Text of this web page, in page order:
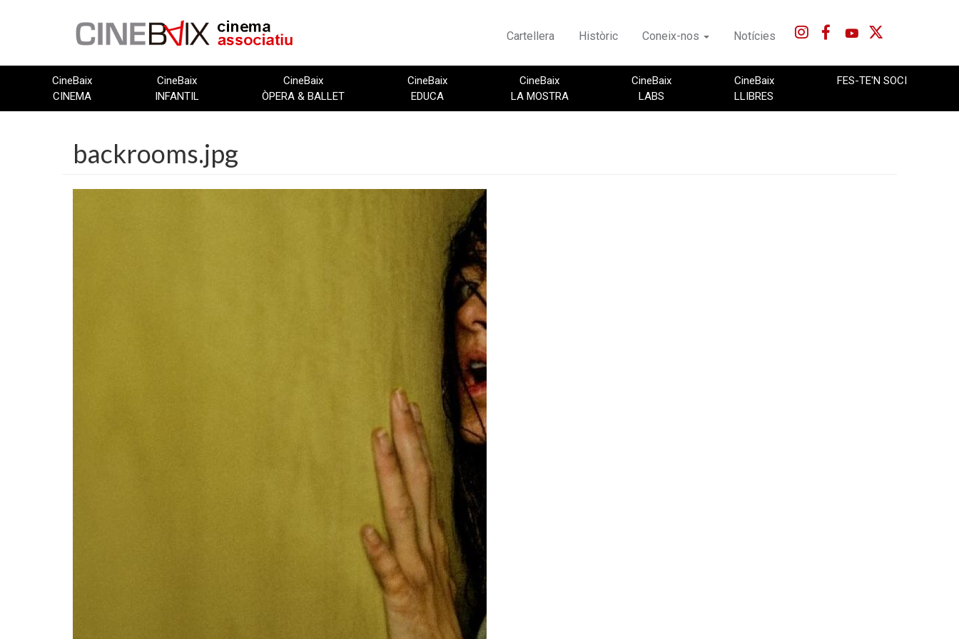
Cartellera Històric Coneix-nos Notícies
CineBaix
CINEMA
CineBaix
INFANTIL
CineBaix
ÒPERA & BALLET
CineBaix
EDUCA
CineBaix
LA MOSTRA
CineBaix
LABS
CineBaix
LLIBRES
FES-TE'N SOCI
backrooms.jpg